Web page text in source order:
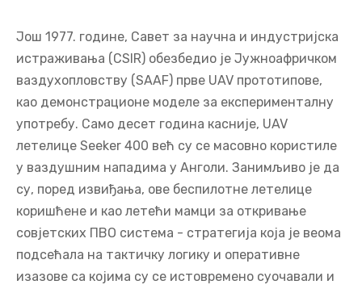
Још 1977. године, Савет за научна и индустријска
истраживања (CSIR) обезбедио је Јужноафричком
ваздухопловству (SAAF) прве UAV прототипове,
као демонстрационе моделе за експерименталну
употребу. Само десет година касније, UAV
летелице Seeker 400 већ су се масовно користиле
у ваздушним нападима у Анголи. Занимљиво је да
су, поред извиђања, ове беспилотне летелице
коришћене и као летећи мамци за откривање
совјетских ПВО система - стратегија која је веома
подсећала на тактичку логику и оперативне
изазове са којима су се истовремено суочавали и